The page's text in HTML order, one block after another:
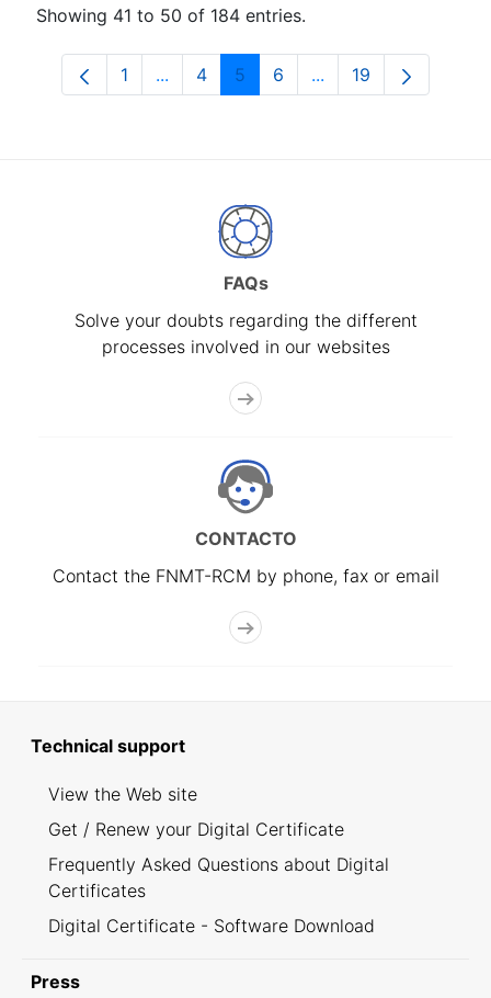
Showing 41 to 50 of 184 entries.
Page
1 ...Intermediate Pages Use TAB to
Page
4 Page
5 Page
6 ...Intermediate Pages
Page
19
FAQs
Solve your doubts regarding the different
processes involved in our websites
CONTACTO
Contact the FNMT-RCM by phone, fax or email
Technical support
View the Web site
Get / Renew your Digital Certificate
Frequently Asked Questions about Digital
Certificates
Digital Certificate - Software Download
Press